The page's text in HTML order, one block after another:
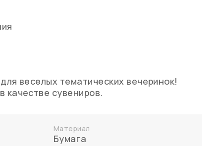
веселых тематических вечеринок!
качестве сувениров.
Материал
Бумага